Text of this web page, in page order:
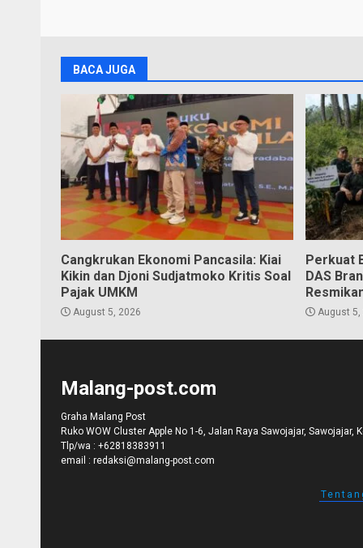
BACA JUGA
Cangkrukan Ekonomi Pancasila: Kiai
Kikin dan Djoni Sudjatmoko Kritis Soal
Pajak UMKM
August 5, 2026
Perkuat
DAS
August 5,
Malang-post.com
Graha Malang Post
Ruko WOW Cluster Apple No 1-6, Jalan Raya Sawojajar, Sawojajar,
Tlp/wa : +62818383911
email : redaksi@malang-post.com